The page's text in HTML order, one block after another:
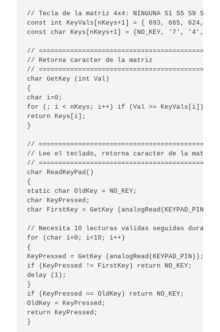
// Tecla de la matriz 4x4: NINGUNA S1 S5 S9 S13
const int KeyVals[nKeys+1] = { 693, 665, 624,
const char Keys[nKeys+1] =
//
// Retorna caracter de la matriz
//
char GetKey (int Val)
{
char i=0;
for (; i < nKeys; i++) if (Val >= KeyVals[i])
return Keys[i];
}
//
// Lee el teclado, retorna caracter de la matriz o
//
char ReadKeyPad()
{
static char OldKey = NO_KEY;
char KeyPressed;
char FirstKey = GetKey (analogRead(KEYPAD_PIN));
// Necesita 10 lecturas validas seguidas durante
for (char i=0; i<10; i++)
{
KeyPressed = GetKey (analogRead(KEYPAD_PIN));
if (KeyPressed != FirstKey) return NO_KEY;
delay (1);
}
if (KeyPressed == OldKey) return NO_KEY;
OldKey = KeyPressed;
return KeyPressed;
}